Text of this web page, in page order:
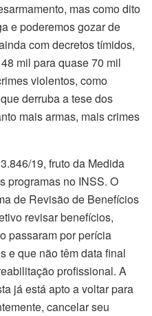
mas como dito
e poderemos gozar de
com decretos tímidos,
mil para quase 70 mil
violentos, como
derruba a tese dos
mais armas, mais crimes
19, fruto da Medida
programas no INSS. O
de Revisão de Benefícios
revisar benefícios,
passaram por perícia
e que não têm data final
profissional. A
já está apto a voltar para
cancelar seu